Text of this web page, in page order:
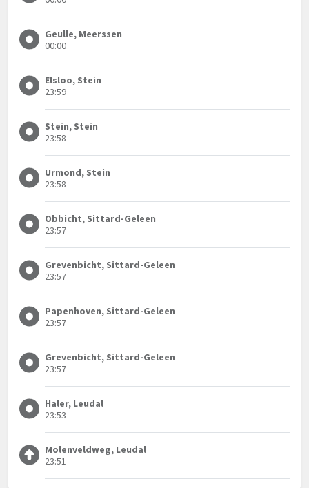
Geulle, Meerssen
00:00
Elsloo, Stein
23:59
Stein, Stein
23:58
Urmond, Stein
23:58
Obbicht, Sittard-Geleen
23:57
Grevenbicht, Sittard-Geleen
23:57
Papenhoven, Sittard-Geleen
23:57
Grevenbicht, Sittard-Geleen
23:57
Haler, Leudal
23:53
Molenveldweg, Leudal
23:51